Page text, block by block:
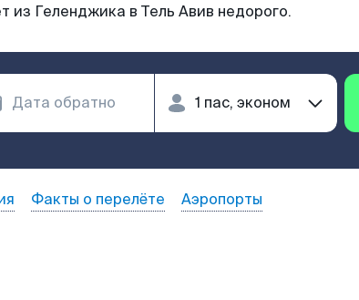
из Геленджика в Тель Авив недорого.
Факты о перелёте Аэропорты